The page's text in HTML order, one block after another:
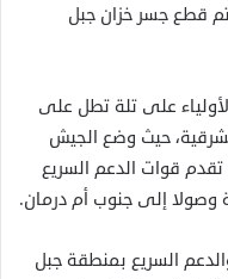
قطع جسر خزان جبل
على تلة تطل على
حيث وضع الجيش
قوات الدعم السريع
وصولا إلى جنوب أم درمان.
السريع بمنطقة جبل